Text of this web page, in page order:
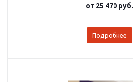
от 25 470 руб.
Подробнее